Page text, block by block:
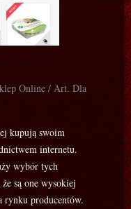
Online / Art. Dla
kupują swoim
internetu.
wybór tych
są one wysokiej
rynku producentów.